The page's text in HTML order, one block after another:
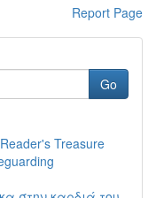
Report Page
Go
Treasure